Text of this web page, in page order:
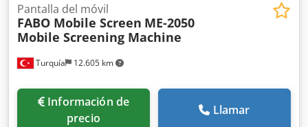
Turquía 12.605 km
Pantalla del móvil
FABO Mobile Screen ME-2050
Mobile Screening Machine
Información de
precio
Llamar